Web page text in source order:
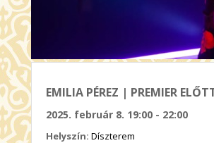
EMILIA PÉREZ | PREMIER
2025. február 8. 19:00 - 22:00
Helyszín: Díszterem